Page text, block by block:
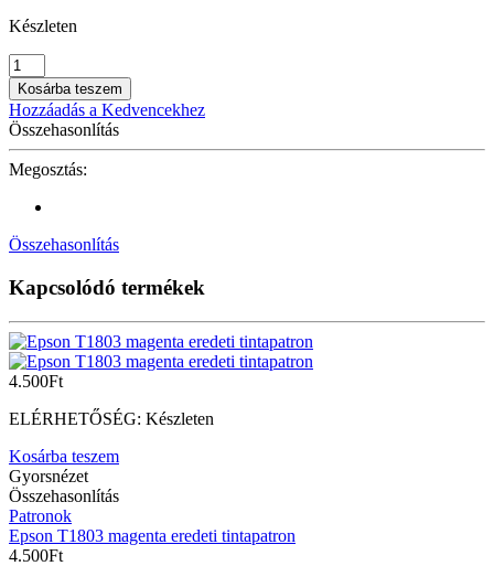
Készleten
Epson
T1812
kék
utángyártott
tintapatron
darab
Kosárba teszem
Hozzáadás a Kedvencekhez
Összehasonlítás
Megosztás:
Összehasonlítás
Kapcsolódó termékek
4.500Ft
ELÉRHETŐSÉG: Készleten
Kosárba teszem
Gyorsnézet
Összehasonlítás
Patronok
Epson T1803 magenta eredeti tintapatron
4.500Ft